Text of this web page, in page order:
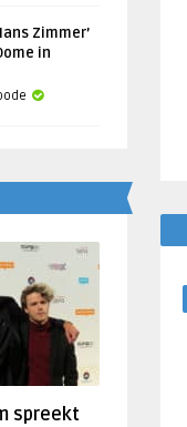
Zimmer’
in
spreekt